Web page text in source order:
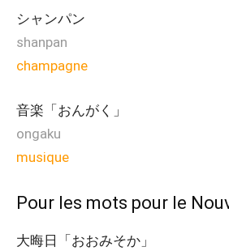
シャンパン
shanpan
champagne
音楽「おんがく」
ongaku
musique
Pour les mots pour le
大晦日「おおみそか」